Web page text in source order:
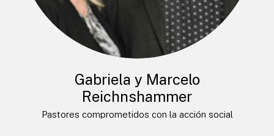
Gabriela y Marcelo
Reichnshammer
Pastores comprometidos con la acción social